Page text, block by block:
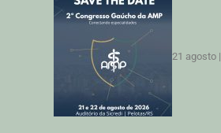
21 agosto